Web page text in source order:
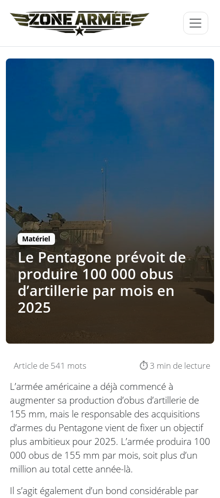
Matériel
Le Pentagone prévoit de
produire 100 000 obus
d’artillerie par mois en
2025
Article de 541 mots ⏱️ 3 min de lecture
L’armée américaine a déjà commencé à
augmenter sa production d’obus d’artillerie de
155 mm, mais le responsable des acquisitions
d’armes du Pentagone vient de fixer un objectif
plus ambitieux pour 2025. L’armée produira 100
000 obus de 155 mm par mois, soit plus d’un
million au total cette année-là.
Il s’agit également d’un bond considérable par